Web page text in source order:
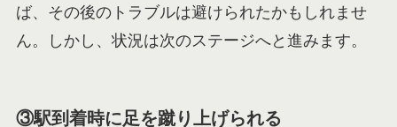
ば、その後のトラブルは避けられたかもしれませ
ん。しかし、状況は次のステージへと進みます。
③駅到着時に足を蹴り上げられる